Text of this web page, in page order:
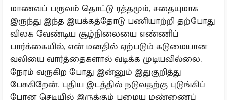
மாணவப் பருவம் தொட்டு ரத்தமும், சதையுமாக
இருந்து இந்த இயக்கத்தோடு பணியாற்றி தற்போது
விலக வேண்டிய சூழ்நிலையை எண்ணிப்
பார்க்கையில், என் மனதில் ஏற்படும் கடுமையான
வலியை வார்த்தைகளால் வடிக்க முடியவில்லை.
நேரம் வருகிற போது இன்னும் இதுகுறித்து
பேசுகிறேன். 'புதிய இடத்தில் நடுவதற்கு புடுங்கிப்